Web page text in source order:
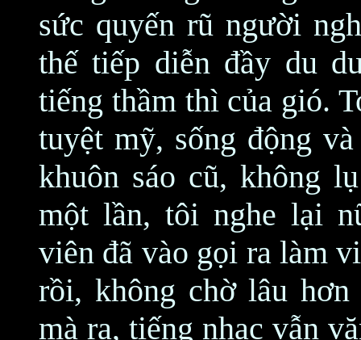
sức quyến rũ người
thế tiếp diễn đầy du
tiếng thầm thì của gió.
tuyệt mỹ, sống động
khuôn sáo cũ, không
một lần, tôi nghe lại
viên đã vào gọi ra làm
rồi, không chờ lâu
mà ra, tiếng nhạc vẫn